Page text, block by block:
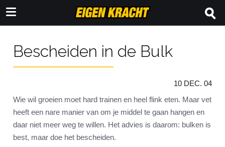
Bescheiden in de Bulk
10 DEC. 04
Wie wil groeien moet hard trainen en heel flink eten. Maar vet
heeft een nare manier van om je middel te gaan hangen en
daar niet meer weg te willen. Het advies is daarom: bulken is
best, maar doe het bescheiden.